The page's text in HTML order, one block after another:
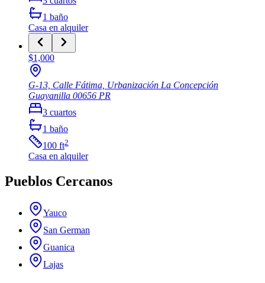
1 baño
Casa en alquiler
$1,000
G-13, Calle Fátima, Urbanización La Concepción
Guayanilla 00656 PR
3 cuartos
1 baño
100 ft2
Casa en alquiler
Pueblos Cercanos
Yauco
San German
Guanica
Lajas